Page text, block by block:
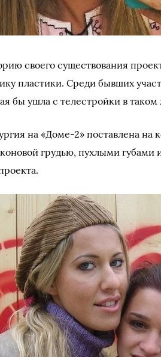
своего существования
пластики. Среди бывших
бы ушла с телестройки в
на «Доме-2» поставлена
грудью, пухлыми губами